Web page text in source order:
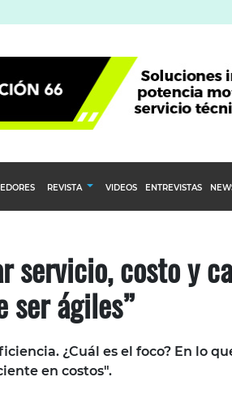
REVISTA VIDEOS ENTREVISTAS
servicio, costo y
ser ágiles”
¿Cuál es el foco? En lo
en costos".